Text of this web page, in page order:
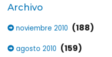
Archivo
noviembre 2010 (188)
agosto 2010 (159)